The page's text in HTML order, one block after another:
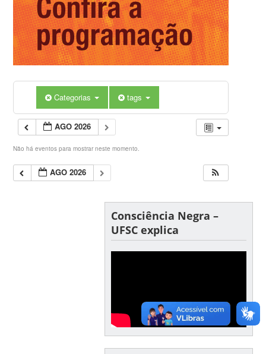
Categorias tags
AGO 2026
Não há eventos para mostrar neste momento.
AGO 2026
Consciência Negra –
UFSC explica